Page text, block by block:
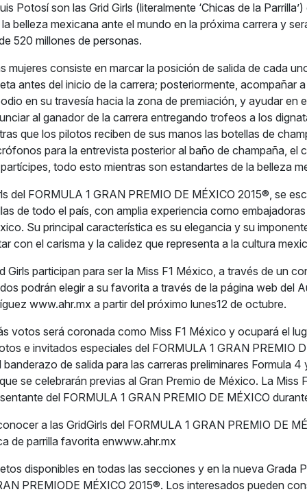
Potosí son las Grid Girls (literalmente ‘Chicas de la Parrilla’)
belleza mexicana ante el mundo en la próxima carrera y
520 millones de personas.
mujeres consiste en marcar la posición de salida de cada
antes del inicio de la carrera; posteriormente, acompañar
en su travesía hacia la zona de premiación, y ayudar en
al ganador de la carrera entregando trofeos a los
que los pilotos reciben de sus manos las botellas de
para la entrevista posterior al baño de champaña, el
todo esto mientras son estandartes de la belleza
del FORMULA 1 GRAN PREMIO DE MÉXICO 2015®, se
de todo el país, con amplia experiencia como
Su principal característica es su elegancia y su
con el carisma y la calidez que representa a la cultura
Girls participan para ser la Miss F1 México, a través de un
podrán elegir a su favorita a través de la página web del
www.ahr.mx a partir del próximo lunes12 de octubre.
votos será coronada como Miss F1 México y ocupará el
e invitados especiales del FORMULA 1 GRAN PREMIO
de salida para las carreras preliminares Formula 4
se celebrarán previas al Gran Premio de México. La Miss
del FORMULA 1 GRAN PREMIO DE MÉXICO
a las GridGirls del FORMULA 1 GRAN PREMIO DE
de parrilla favorita enwww.ahr.mx
disponibles en todas las secciones y en la nueva Grada
PREMIODE MÉXICO 2015®. Los interesados pueden